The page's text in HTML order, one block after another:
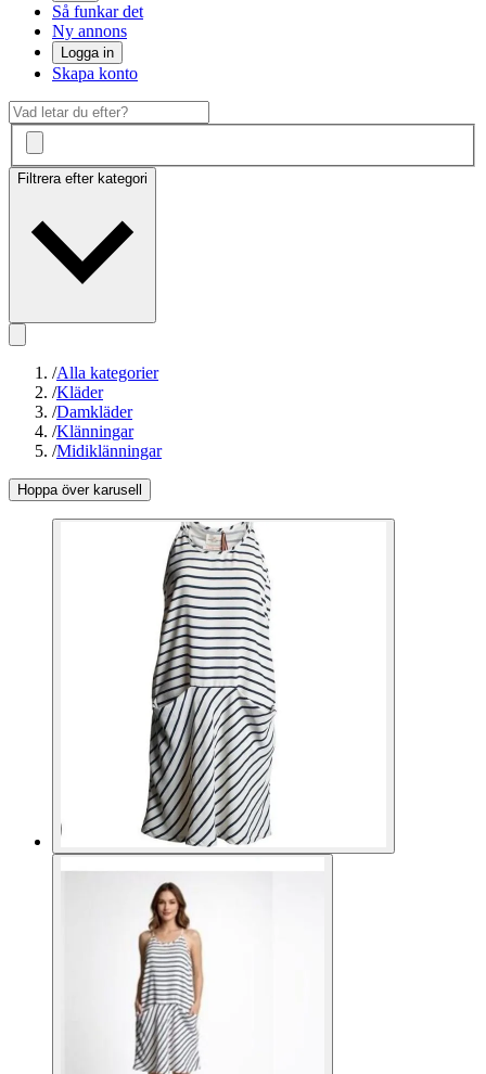
Så funkar det
Ny annons
Logga in
Skapa konto
Filtrera efter kategori
/Alla kategorier
/Kläder
/Damkläder
/Klänningar
/Midiklänningar
Hoppa över karusell